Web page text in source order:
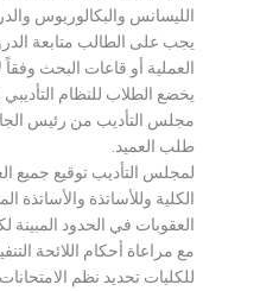
الليسانس والبكالوريوس
يجب على الطالب متابعة
العملية أو قاعات البحث وفقاً
يخضع الطلاب للنظام
مجلس التأديب من رئيس
طلب العميد.
لمجلس التأديب توقيع جميع
الكلية وللأساتذة والأساتذة
العقوبات في الحدود المبينة
مع مراعاة أحكام اللائحة
للكليات تحديد نظم